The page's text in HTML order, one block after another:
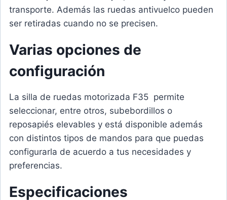
transporte. Además las ruedas antivuelco pueden
ser retiradas cuando no se precisen.
Varias opciones de
configuración
La silla de ruedas motorizada F35 permite
seleccionar, entre otros, subebordillos o
reposapiés elevables y está disponible además
con distintos tipos de mandos para que puedas
configurarla de acuerdo a tus necesidades y
preferencias.
Especificaciones